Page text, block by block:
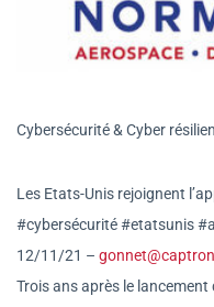
Cybersécurité & Cyber
Les Etats-Unis rejoignent
#cybersécurité #etatsunis
12/11/21 –
Trois ans après le